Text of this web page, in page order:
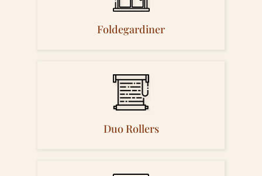
Foldegardiner
Duo Rollers